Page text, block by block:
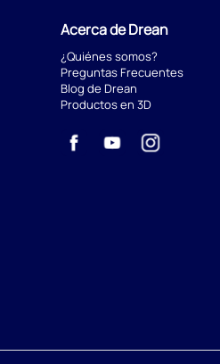
Acerca de Drean
¿Quiénes somos?
Preguntas Frecuentes
Blog de Drean
Productos en 3D